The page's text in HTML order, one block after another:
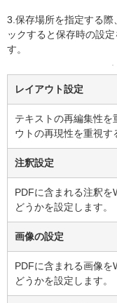
3.保存場所を指定する際
ックすると保存時の設
す。
レイアウト設定
テキストの再編集性を
ウトの再現性を重視す
注釈設定
PDFに含まれる注釈
どうかを設定します。
画像の設定
PDFに含まれる画像
どうかを設定します。